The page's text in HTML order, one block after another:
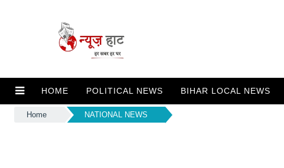
HOME POLITICAL NEWS BIHAR LOCAL NEWS
Home NATIONAL NEWS